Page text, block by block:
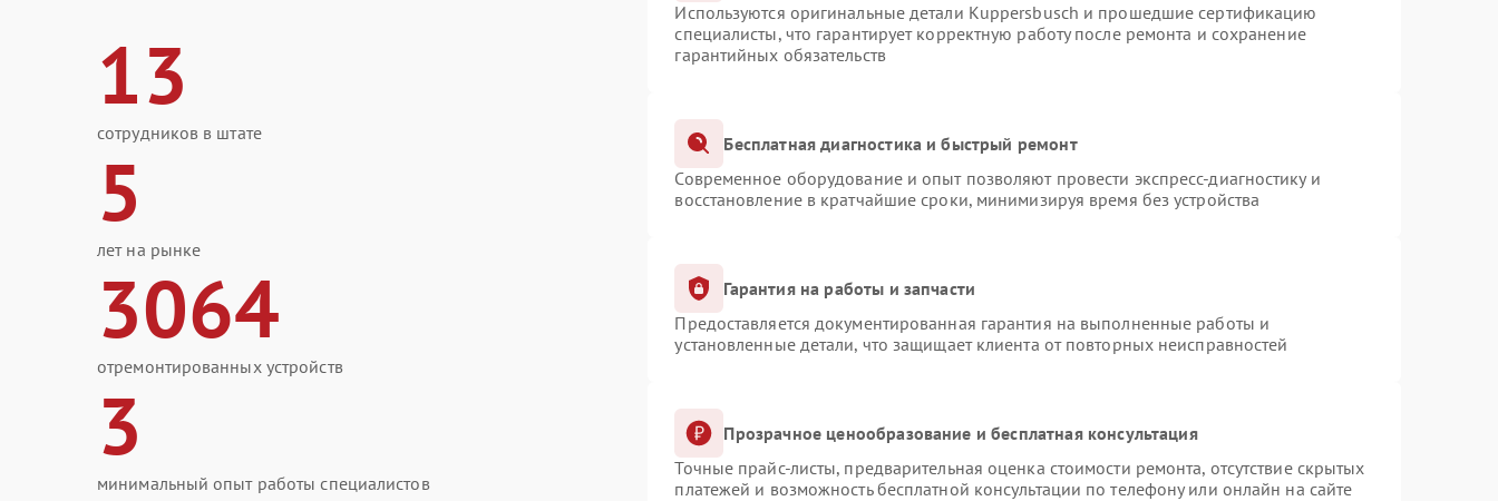
13
сотрудников в штате
5
лет на рынке
3064
отремонтированных устройств
3
минимальный опыт работы специалистов
Используются оригинальные детали Kuppersbusch и прошедшие сертификацию
специалисты, что гарантирует корректную работу после ремонта и сохранение
гарантийных обязательств
Бесплатная диагностика и быстрый ремонт
Современное оборудование и опыт позволяют провести экспресс-диагностику и
восстановление в кратчайшие сроки, минимизируя время без устройства
Гарантия на работы и запчасти
Предоставляется документированная гарантия на выполненные работы и
установленные детали, что защищает клиента от повторных неисправностей
Прозрачное ценообразование и бесплатная консультация
Точные прайс-листы, предварительная оценка стоимости ремонта, отсутствие скрытых
платежей и возможность бесплатной консультации по телефону или онлайн на сайте